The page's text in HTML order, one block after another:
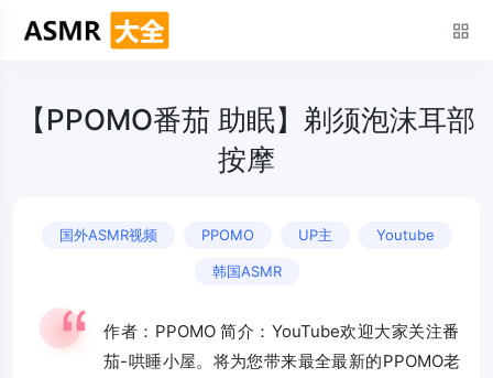
【PPOMO番茄 助眠】剃须泡沫耳部
按摩
国外ASMR视频 PPOMO UP主 Youtube
韩国ASMR
作者：PPOMO 简介：YouTube欢迎大家关注番
茄-哄睡小屋。将为您带来最全最新的PPOMO老